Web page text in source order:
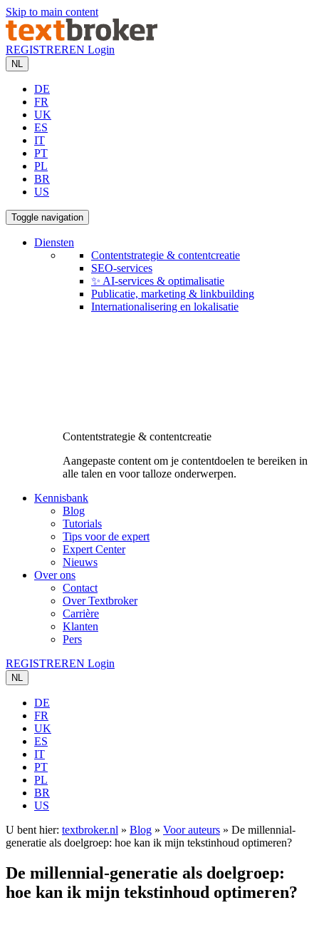
Skip to main content
REGISTREREN Login
NL
DE
FR
UK
ES
IT
PT
PL
BR
US
Toggle navigation
Diensten
Contentstrategie & contentcreatie
SEO-services
✨ AI-services & optimalisatie
Publicatie, marketing & linkbuilding
Internationalisering en lokalisatie
Contentstrategie & contentcreatie
Aangepaste content om je contentdoelen te bereiken in
alle talen en voor talloze onderwerpen.
Kennisbank
Blog
Tutorials
Tips voor de expert
Expert Center
Nieuws
Over ons
Contact
Over Textbroker
Carrière
Klanten
Pers
REGISTREREN Login
NL
DE
FR
UK
ES
IT
PT
PL
BR
US
U bent hier: textbroker.nl » Blog » Voor auteurs » De millennial-
generatie als doelgroep: hoe kan ik mijn tekstinhoud optimeren?
De millennial-generatie als doelgroep:
hoe kan ik mijn tekstinhoud optimeren?